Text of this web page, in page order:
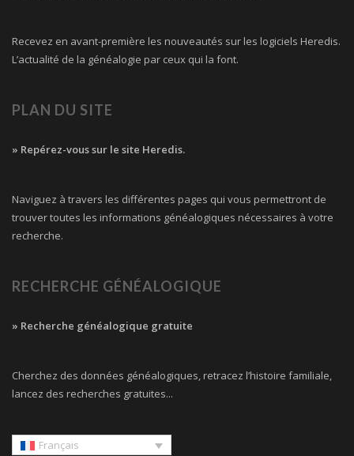
Recevez en avant-première les nouveautés sur les logiciels Heredis.
L’actualité de la généalogie par ceux qui la font.
PLAN DU SITE
» Repérez-vous sur le site Heredis.
Naviguez à travers les différentes pages qui vous permettront de
trouver toutes les informations généalogiques nécessaires à votre
recherche.
RECHERCHE GÉNÉALOGIQUE
» Recherche généalogique gratuite
Cherchez des données généalogiques, retracez l’histoire familiale,
lancez des recherches gratuites...
Français